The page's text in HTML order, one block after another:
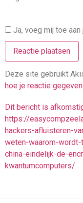
Ja, voeg mij toe
Deze site gebruikt
hoe je reactie
Dit bericht is
https://
hackers-afluisteren-
weten-waarom-
china-eindelijk-de-
kwantumcomputers/